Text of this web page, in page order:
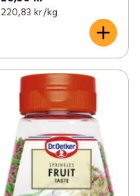
220,83 kr /kg